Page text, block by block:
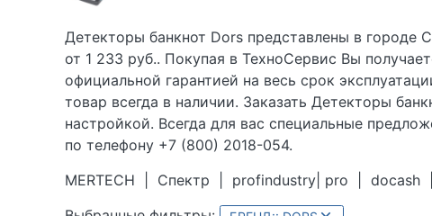
Детекторы банкнот Dors представлены в городе
от 1 233 руб.. Покупая в ТехноСервис Вы
официальной гарантией на весь срок
товар всегда в наличии. Заказать Детекторы
настройкой. Всегда для вас специальные
по телефону +7 (800) 2018-054.
MERTECH
Спектр profindustry| pro docash